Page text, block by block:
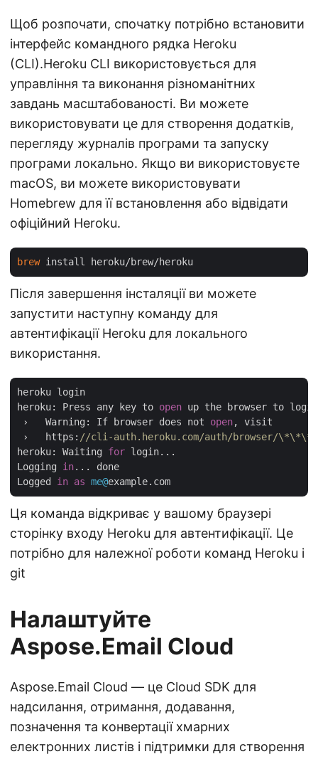
Щоб розпочати, спочатку потрібно встановити
інтерфейс командного рядка Heroku
(CLI).Heroku CLI використовується для
управління та виконання різноманітних
завдань масштабованості. Ви можете
використовувати це для створення додатків,
перегляду журналів програми та запуску
програми локально. Якщо ви використовуєте
macOS, ви можете використовувати
Homebrew для її встановлення або відвідати
офіційний Heroku.
brew
Після завершення інсталяції ви можете
запустити наступну команду для
автентифікації Heroku для локального
використання.
heroku login
heroku: Press any key to open up the browser to
›   Warning: If browser does not open, visit
›   https: //cli-auth.heroku.com/auth/browser/\*\*\*
heroku: Waiting for login...
Logging in... done
Logged in as me@
Ця команда відкриває у вашому браузері
сторінку входу Heroku для автентифікації. Це
потрібно для належної роботи команд Heroku і
git
Налаштуйте
Aspose.Email Cloud
Aspose.Email Cloud — це Cloud SDK для
надсилання, отримання, додавання,
позначення та конвертації хмарних
електронних листів і підтримки для створення